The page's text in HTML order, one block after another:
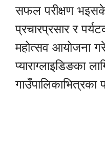
सफल परीक्षण
प्रचारप्रसार र
महोत्सव आयोजना
प्याराग्लाइडिङका